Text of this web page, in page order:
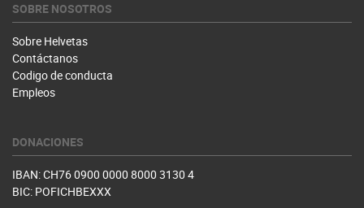
SOBRE NOSOTROS
Sobre Helvetas
Contáctanos
Codigo de conducta
Empleos
DONACIONES
IBAN: CH76 0900 0000 8000 3130 4
BIC: POFICHBEXXX